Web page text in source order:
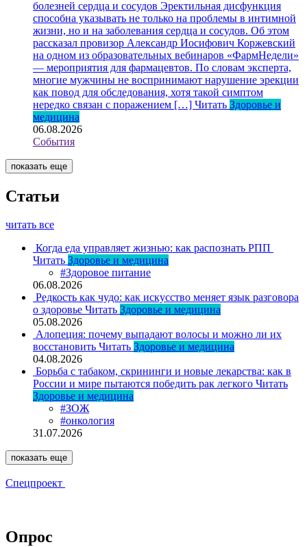
болезней сердца и сосудов Эректильная дисфункция
способна указывать не только на проблемы в интимной
жизни, но и на заболевания сердца и сосудов. Об этом
рассказал провизор Александр Иосифович Коржевский
на одном из образовательных вебинаров «ФармНедели»
— мероприятия для фармацевтов. По словам эксперта,
многие мужчины не воспринимают нарушение эрекции
как повод для обследования, хотя такой симптом
нередко связан с поражением […] Читать Здоровье и
медицина
06.08.2026
События
показать еще
Статьи
читать все
Когда еда управляет жизнью: как распознать РПП
Читать Здоровье и медицина
#Здоровое питание
06.08.2026
Редкость как чудо: как искусство меняет язык разговора
о здоровье Читать Здоровье и медицина
05.08.2026
Алопеция: почему выпадают волосы и можно ли их
восстановить Читать Здоровье и медицина
04.08.2026
Борьба с табаком, скрининги и новые лекарства: как в
России и мире пытаются победить рак легкого Читать
Здоровье и медицина
#ЗОЖ
#онкология
31.07.2026
показать еще
Спецпроект
Опрос